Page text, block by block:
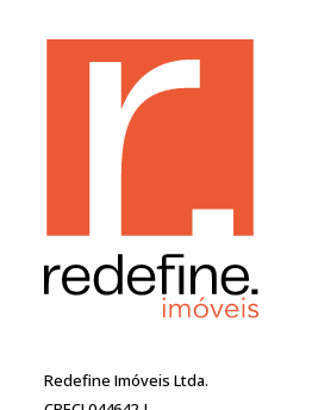
Redefine Imóveis Ltda.